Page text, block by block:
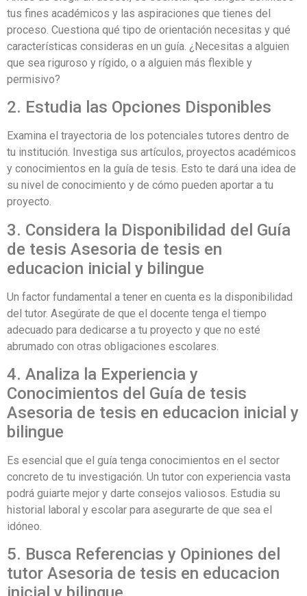
tus fines académicos y las aspiraciones que tienes del
proceso. Cuestiona qué tipo de orientación necesitas y qué
características consideras en un guía. ¿Necesitas a alguien
que sea riguroso y rígido, o a alguien más flexible y
permisivo?
2. Estudia las Opciones Disponibles
Examina el trayectoria de los potenciales tutores dentro de
tu institución. Investiga sus artículos, proyectos académicos
y conocimientos en la guía de tesis. Esto te dará una idea de
su nivel de conocimiento y de cómo pueden aportar a tu
proyecto.
3. Considera la Disponibilidad del Guía
de tesis Asesoria de tesis en
educacion inicial y bilingue
Un factor fundamental a tener en cuenta es la disponibilidad
del tutor. Asegúrate de que el docente tenga el tiempo
adecuado para dedicarse a tu proyecto y que no esté
abrumado con otras obligaciones escolares.
4. Analiza la Experiencia y
Conocimientos del Guía de tesis
Asesoria de tesis en educacion inicial y
bilingue
Es esencial que el guía tenga conocimientos en el sector
concreto de tu investigación. Un tutor con experiencia vasta
podrá guiarte mejor y darte consejos valiosos. Estudia su
historial laboral y escolar para asegurarte de que sea el
idóneo.
5. Busca Referencias y Opiniones del
tutor Asesoria de tesis en educacion